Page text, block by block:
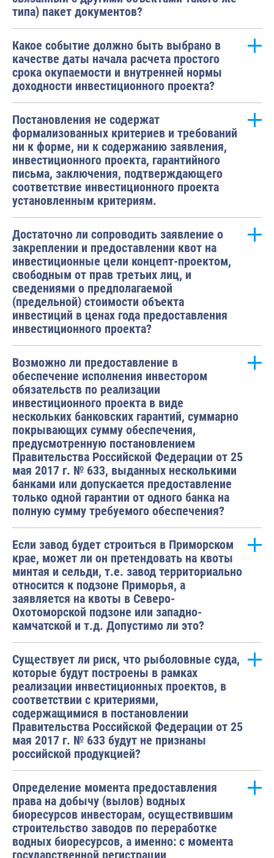
типа) пакет документов?
Какое событие должно быть выбрано в
качестве даты начала расчета простого
срока окупаемости и внутренней нормы
доходности инвестиционного проекта?
Постановления не содержат
формализованных критериев и требований
ни к форме, ни к содержанию заявления,
инвестиционного проекта, гарантийного
письма, заключения, подтверждающего
соответствие инвестиционного проекта
установленным критериям.
Достаточно ли сопроводить заявление о
закреплении и предоставлении квот на
инвестиционные цели концепт-проектом,
свободным от прав третьих лиц, и
сведениями о предполагаемой
(предельной) стоимости объекта
инвестиций в ценах года предоставления
инвестиционного проекта?
Возможно ли предоставление в
обеспечение исполнения инвестором
обязательств по реализации
инвестиционного проекта в виде
нескольких банковских гарантий, суммарно
покрывающих сумму обеспечения,
предусмотренную постановлением
Правительства Российской Федерации от 25
мая 2017 г. № 633, выданных несколькими
банками или допускается предоставление
только одной гарантии от одного банка на
полную сумму требуемого обеспечения?
Если завод будет строиться в Приморском
крае, может ли он претендовать на квоты
минтая и сельди, т.е. завод территориально
относится к подзоне Приморья, а
заявляется на квоты в Северо-
Охотоморской подзоне или западно-
камчатской и т.д. Допустимо ли это?
Существует ли риск, что рыболовные суда,
которые будут построены в рамках
реализации инвестиционных проектов, в
соответствии с критериями,
содержащимися в постановлении
Правительства Российской Федерации от 25
мая 2017 г. № 633 будут не признаны
российской продукцией?
Определение момента предоставления
права на добычу (вылов) водных
биоресурсов инвесторам, осуществившим
строительство заводов по переработке
водных биоресурсов, а именно: с момента
государственной регистрации